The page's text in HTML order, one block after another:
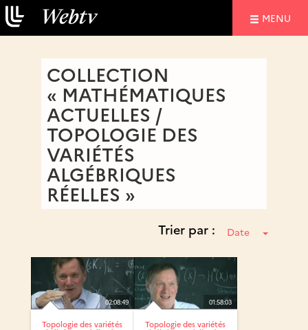
MENU
COLLECTION
« MATHÉMATIQUES
ACTUELLES /
TOPOLOGIE DES
VARIÉTÉS
ALGÉBRIQUES
RÉELLES »
Trier par : Date
02:08:49
Topologie des variétés
01:58:03
Topologie des variétés